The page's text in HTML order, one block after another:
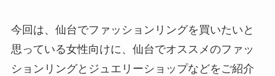
今回は、仙台でファッションリングを買いたいと
思っている女性向けに、仙台でオススメのファッ
ションリングとジュエリーショップなどをご紹介